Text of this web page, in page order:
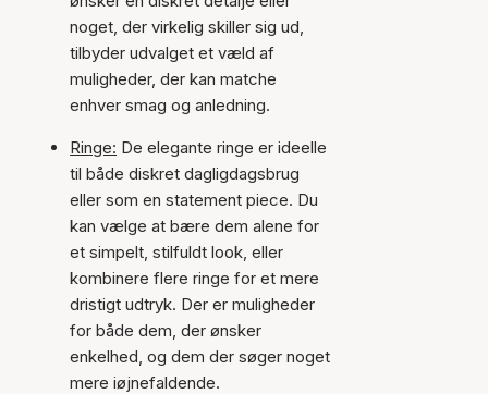
noget, der virkelig skiller sig ud,
tilbyder udvalget et væld af
muligheder, der kan matche
enhver smag og anledning.
Ringe: De elegante ringe er ideelle
til både diskret dagligdagsbrug
eller som en statement piece. Du
kan vælge at bære dem alene for
et simpelt, stilfuldt look, eller
kombinere flere ringe for et mere
dristigt udtryk. Der er muligheder
for både dem, der ønsker
enkelhed, og dem der søger noget
mere iøjnefaldende.